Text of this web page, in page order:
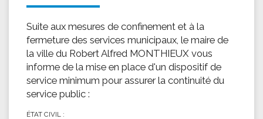
Suite aux mesures de confinement et à la
fermeture des services municipaux, le maire de
la ville du Robert Alfred MONTHIEUX vous
informe de la mise en place d'un dispositif de
service minimum pour assurer la continuité du
service public :
ÉTAT CIVIL :